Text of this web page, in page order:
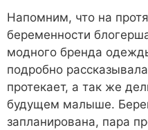
Напомним, что на
беременности
модного бренда
подробно
протекает, а так же
будущем малыше.
запланирована, пара